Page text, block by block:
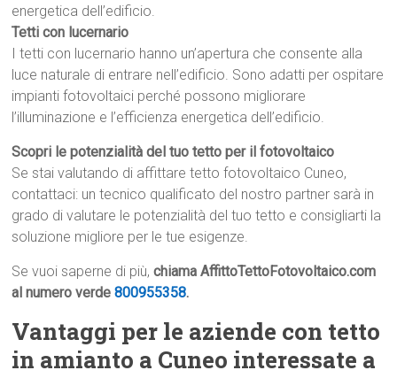
energetica dell’edificio.
Tetti con lucernario
I tetti con lucernario hanno un’apertura che consente alla
luce naturale di entrare nell’edificio. Sono adatti per ospitare
impianti fotovoltaici perché possono migliorare
l’illuminazione e l’efficienza energetica dell’edificio.
Scopri le potenzialità del tuo tetto per il fotovoltaico
Se stai valutando di affittare tetto fotovoltaico Cuneo,
contattaci: un tecnico qualificato del nostro partner sarà in
grado di valutare le potenzialità del tuo tetto e consigliarti la
soluzione migliore per le tue esigenze.
Se vuoi saperne di più,chiama AffittoTettoFotovoltaico.com
al numero verde800955358.
Vantaggi per le aziende con tetto
in amianto a Cuneo interessate a